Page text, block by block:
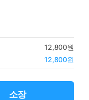
12,800원
12,800원
소장